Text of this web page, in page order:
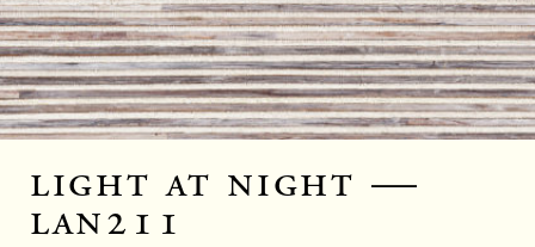
light at night —
lan211